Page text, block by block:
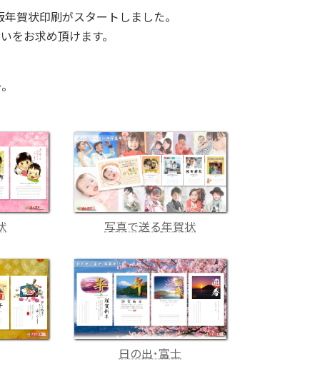
賀状印刷がスタートしました。
をお求め頂けます。
写真で送る年賀状
日の出･富士